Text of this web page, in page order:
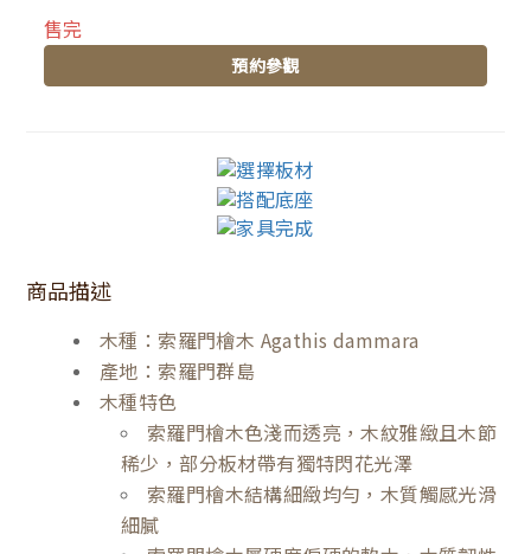
售完
預約參觀
商品描述
木種：索羅門檜木 Agathis dammara
產地：索羅門群島
木種特色
索羅門檜木色淺而透亮，木紋雅緻且木節
稀少，部分板材帶有獨特閃花光澤
索羅門檜木結構細緻均勻，木質觸感光滑
細膩